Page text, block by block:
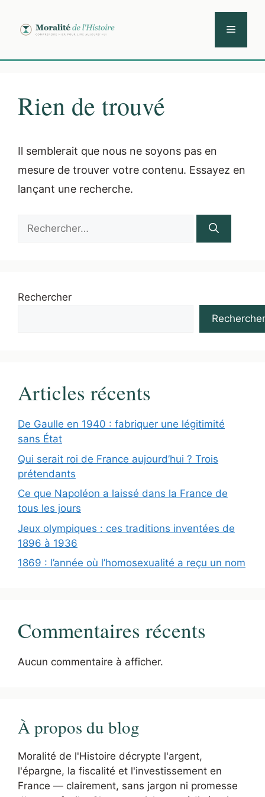
contenu
Menu
Rien de trouvé
Il semblerait que nous ne soyons pas en
mesure de trouver votre contenu. Essayez en
lançant une recherche.
Rechercher :
Rechercher
Rechercher
Articles récents
De Gaulle en 1940 : fabriquer une légitimité
sans État
Qui serait roi de France aujourd’hui ? Trois
prétendants
Ce que Napoléon a laissé dans la France de
tous les jours
Jeux olympiques : ces traditions inventées de
1896 à 1936
1869 : l’année où l’homosexualité a reçu un nom
Commentaires récents
Aucun commentaire à afficher.
À propos du blog
Moralité de l'Histoire décrypte l'argent,
l'épargne, la fiscalité et l'investissement en
France — clairement, sans jargon ni promesse